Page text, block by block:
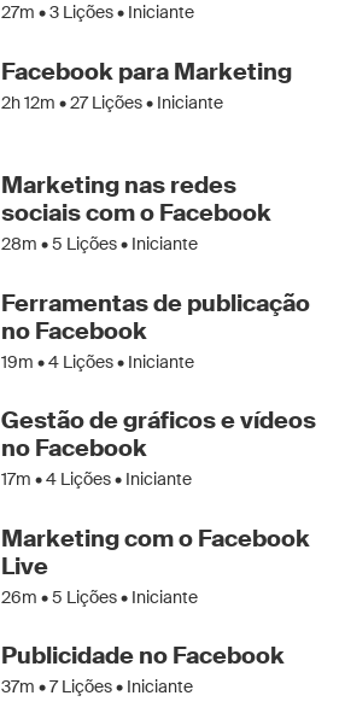
27m •3 Lições • Iniciante
Facebook para Marketing
2h 12m •27Lições • Iniciante
Marketing nas redes
sociais com o Facebook
28m •5 Lições • Iniciante
Ferramentas de publicação
no Facebook
19m •4 Lições • Iniciante
Gestão de gráficos e vídeos
no Facebook
17m •4 Lições • Iniciante
Marketing com o Facebook
Live
26m •5 Lições • Iniciante
Publicidade no Facebook
37m •7Lições • Iniciante